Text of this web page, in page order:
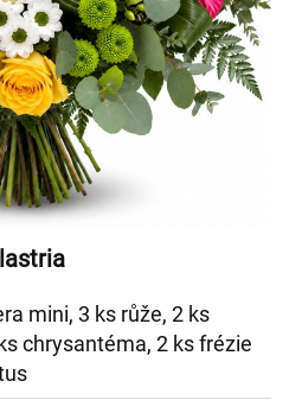
mini, 3 ks růže, 2 ks
chrysantéma, 2 ks frézie